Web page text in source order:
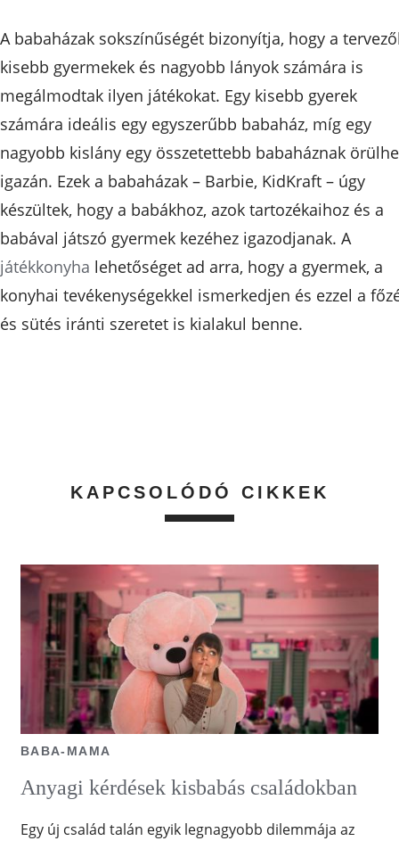
A babaházak sokszínűségét bizonyítja, hogy a
kisebb gyermekek és nagyobb lányok számára is
megálmodtak ilyen játékokat. Egy kisebb gyerek
számára ideális egy egyszerűbb babaház, míg egy
nagyobb kislány egy összetettebb babaháznak
igazán. Ezek a babaházak – Barbie, KidKraft – úgy
készültek, hogy a babákhoz, azok tartozékaihoz és a
babával játszó gyermek kezéhez igazodjanak. A
játékkonyha lehetőséget ad arra, hogy a gyermek, a
konyhai tevékenységekkel ismerkedjen és ezzel a
és sütés iránti szeretet is kialakul benne.
KAPCSOLÓDÓ CIKKEK
BABA-MAMA
Anyagi kérdések kisbabás családokban
Egy új család talán egyik legnagyobb dilemmája az